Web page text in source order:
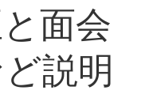
と面会
説明